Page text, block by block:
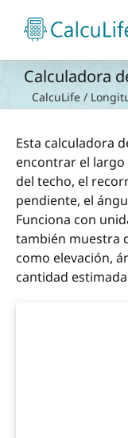
contenido
Calculadora
CalcuLife /
Esta calculadora
encontrar el
del techo, el
pendiente, el
Funciona con
también muestra
como elevación,
cantidad